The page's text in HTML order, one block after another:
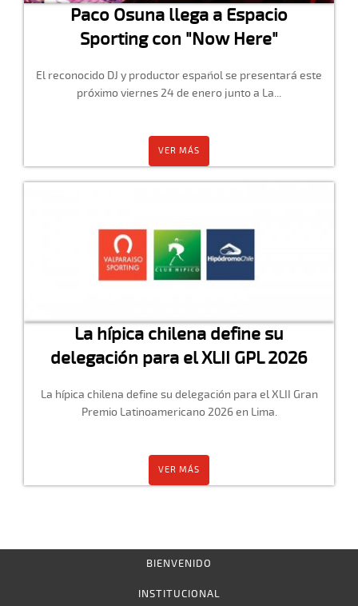
Paco Osuna llega a Espacio
Sporting con "Now Here"
El reconocido DJ y productor español se presentará este
próximo viernes 24 de enero junto a La...
VER MÁS
La hípica chilena define su
delegación para el XLII GPL 2026
La hípica chilena define su delegación para el XLII Gran
Premio Latinoamericano 2026 en Lima.
VER MÁS
BIENVENIDO
INSTITUCIONAL